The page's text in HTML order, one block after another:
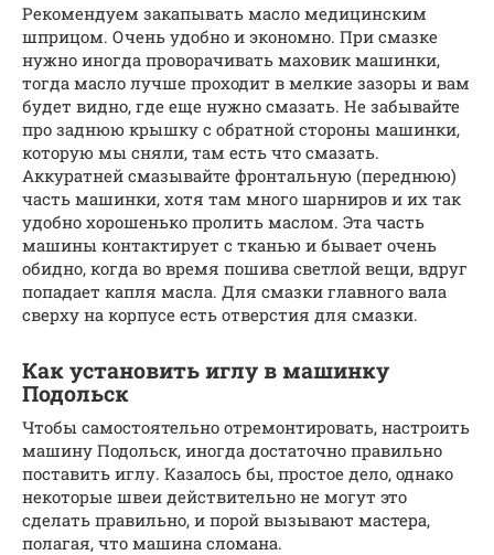
Рекомендуем закапывать масло медицинским
шприцом. Очень удобно и экономно. При смазке
нужно иногда проворачивать маховик машинки,
тогда масло лучше проходит в мелкие зазоры и вам
будет видно, где еще нужно смазать. Не забывайте
про заднюю крышку с обратной стороны машинки,
которую мы сняли, там есть что смазать.
Аккуратней смазывайте фронтальную (переднюю)
часть машинки, хотя там много шарниров и их так
удобно хорошенько пролить маслом. Эта часть
машины контактирует с тканью и бывает очень
обидно, когда во время пошива светлой вещи, вдруг
попадает капля масла. Для смазки главного вала
сверху на корпусе есть отверстия для смазки.
Как установить иглу в машинку
Подольск
Чтобы самостоятельно отремонтировать, настроить
машину Подольск, иногда достаточно правильно
поставить иглу. Казалось бы, простое дело, однако
некоторые швеи действительно не могут это
сделать правильно, и порой вызывают мастера,
полагая, что машина сломана.